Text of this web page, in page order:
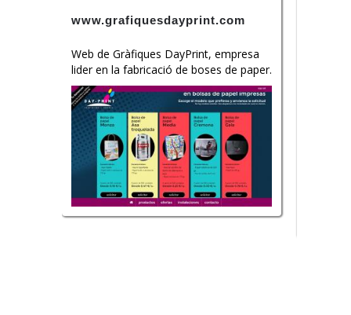
www.grafiquesdayprint.com
Web de Gràfiques DayPrint, empresa
lider en la fabricació de boses de paper.